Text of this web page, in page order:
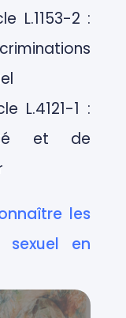
L.1153-2 :
L.4121-1 :
et de
les
sexuel en